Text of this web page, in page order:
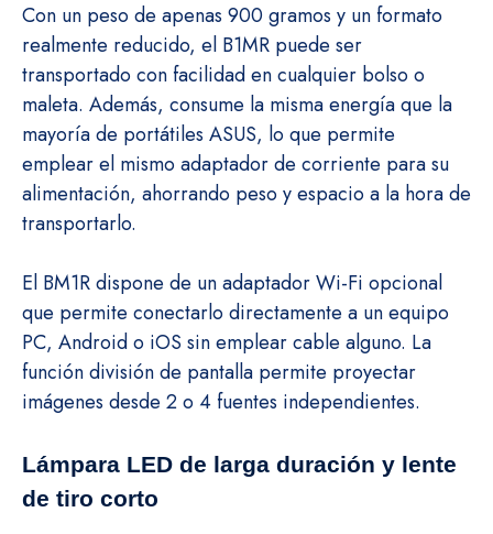
Con un peso de apenas 900 gramos y un formato
realmente reducido, el B1MR puede ser
transportado con facilidad en cualquier bolso o
maleta. Además, consume la misma energía que la
mayoría de portátiles ASUS, lo que permite
emplear el mismo adaptador de corriente para su
alimentación, ahorrando peso y espacio a la hora de
transportarlo.
El BM1R dispone de un adaptador Wi-Fi opcional
que permite conectarlo directamente a un equipo
PC, Android o iOS sin emplear cable alguno. La
función división de pantalla permite proyectar
imágenes desde 2 o 4 fuentes independientes.
Lámpara LED de larga duración y lente
de tiro corto